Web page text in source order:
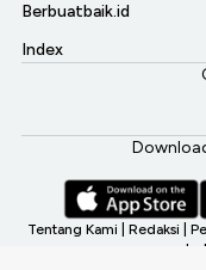
Berbuatbaik.id
Index
Tentang Kami Redaksi